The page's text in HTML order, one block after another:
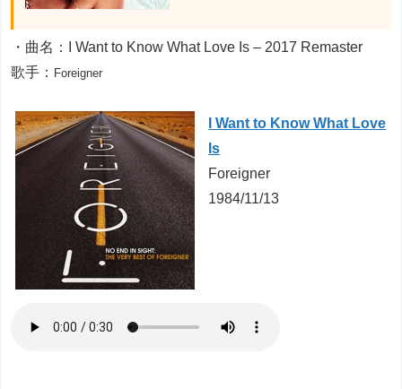
・曲名：I Want to Know What Love Is – 2017 Remaster
歌手： Foreigner
I Want to Know What Love
Is
Foreigner
1984/11/13